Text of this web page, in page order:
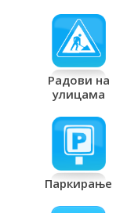
Радови на
улицама
Паркирање